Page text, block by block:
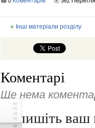
Інші матеріали розділу
Коментарі
Ще нема
Напишіть ваш